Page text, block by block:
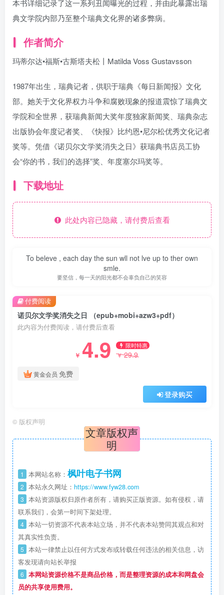
本书详细记录了这一系列丑闻曝光的过程，并由此暴露出瑞
典文学院内部乃至整个瑞典文化界的诸多弊病。
作者简介
玛蒂尔达•福斯•古斯塔夫松丨Matilda Voss Gustavsson
1987年出生，瑞典记者，供职于瑞典《每日新闻报》文化
部。她关于文化界权力斗争和腐败现象的报道震惊了瑞典文
学院和全世界，获瑞典新闻大奖年度独家新闻奖、瑞典杂志
出版协会年度记者奖、《快报》比约恩•尼尔松优秀文化记者
奖等。凭借《诺贝尔文学奖消失之日》获瑞典书店员工协
会“你的书，我们的选择”奖、年度塞尔玛奖等。
下载地址
此处内容已隐藏，请付费后查看
To beleve , each day the sun wll not lve up to ther own
smle.
要坚信，每一天的阳光都不会辜负自己的笑容
诺贝尔文学奖消失之日 （epub+mobi+azw3+pdf）
此内容为付费阅读，请付费后查看
￥ 4.9 限时特惠
￥29.9
黄金会员 免费
登录购买
付费阅读
© 版权声明
文章版权声
明
1 本网站名称： 枫叶电子书网
2 本站永久网址： https://www.fyw28.com
3 本站资源版权归原作者所有，请购买正版资源。如有侵权，请
联系我们，会第一时间下架处理。
4 本站一切资源不代表本站立场，并不代表本站赞同其观点和对
其真实性负责。
5 本站一律禁止以任何方式发布或转载任何违法的相关信息，访
客发现请向站长举报
6 本网站资源价格不是商品价格，而是整理资源的成本和网盘会
员的共享使用费用。